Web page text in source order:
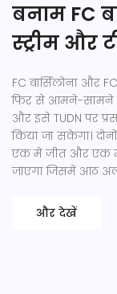
बनाम FC
स्ट्रीम और
FC बार्सिलोना और
फिर से आमने-सामने
और इसे TUDN पर
किया जा सकेगा।
एक में जीत और एक में
जाएगा जिसमें आठ
और देखें